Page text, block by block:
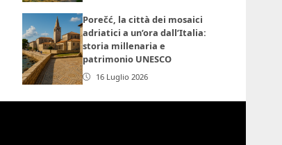
Porečć, la città dei mosaici
adriatici a un’ora dall’Italia:
storia millenaria e
patrimonio UNESCO
16 Luglio 2026